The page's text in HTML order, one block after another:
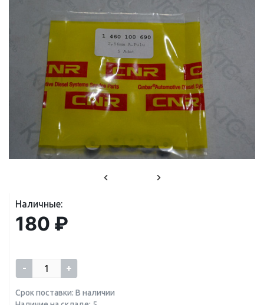
Наличные:
180 ₽
- +
Срок поставки: В наличии